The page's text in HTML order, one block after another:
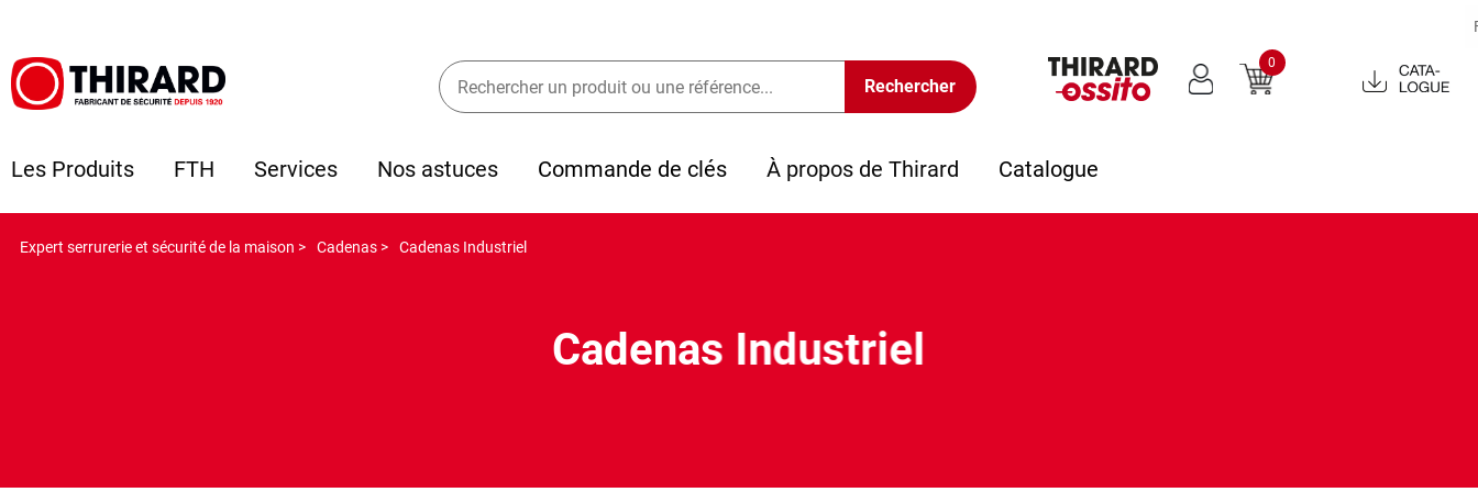
0
Catalogue
2022
Les Produits FTH Services Nos astuces Commande de clés À propos de Thirard Catalogue
Expert serrurerie et sécurité de la maison > Cadenas > Cadenas Industriel
Cadenas Industriel